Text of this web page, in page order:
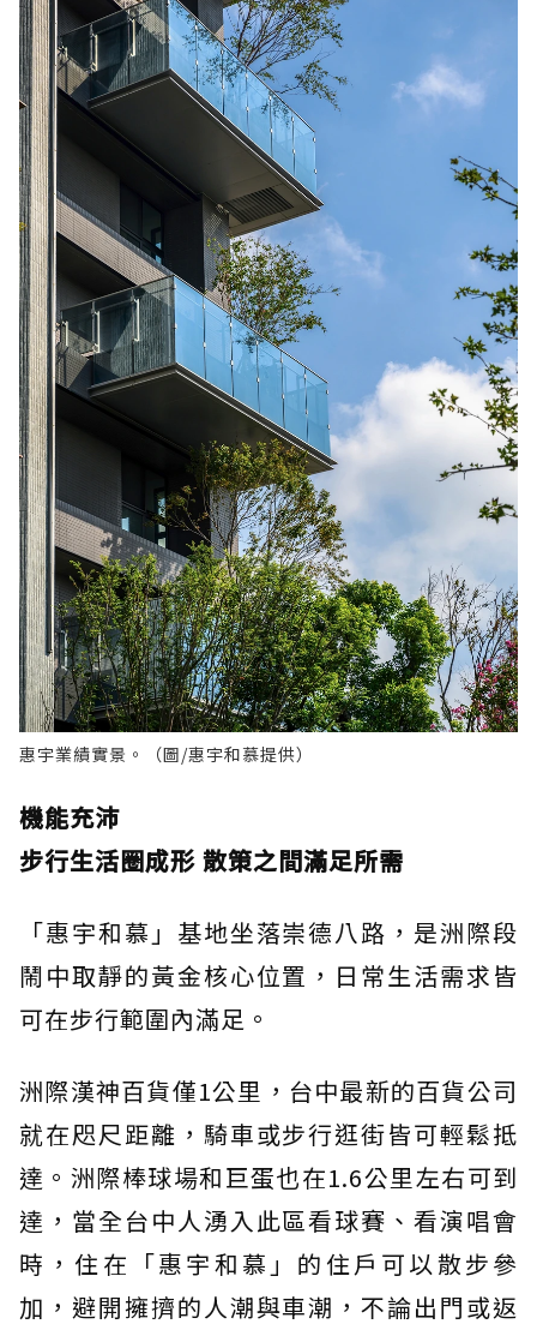
惠宇業績實景。（圖/惠宇和慕提供）
機能充沛
步行生活圈成形 散策之間滿足所需
「惠宇和慕」基地坐落崇德八路，是洲際段
鬧中取靜的黃金核心位置，日常生活需求皆
可在步行範圍內滿足。
洲際漢神百貨僅1公里，台中最新的百貨公司
就在咫尺距離，騎車或步行逛街皆可輕鬆抵
達。洲際棒球場和巨蛋也在1.6公里左右可到
達，當全台中人湧入此區看球賽、看演唱會
時，住在「惠宇和慕」的住戶可以散步參
加，避開擁擠的人潮與車潮，不論出門或返